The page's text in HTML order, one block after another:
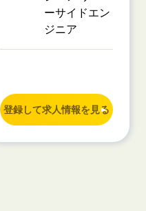
ーサイドエン
ジニア
登録して求人情報を見る